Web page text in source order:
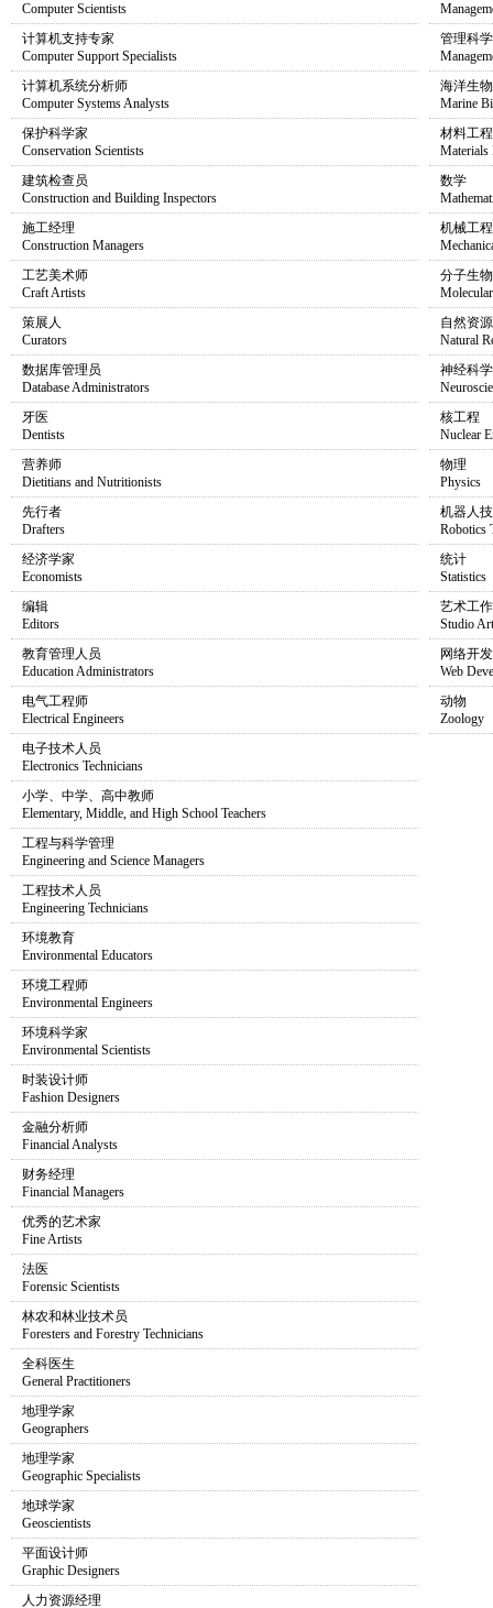
Computer Scientists
计算机支持专家
Computer Support Specialists
计算机系统分析师
Computer Systems Analysts
保护科学家
Conservation Scientists
建筑检查员
Construction and Building Inspectors
施工经理
Construction Managers
工艺美术师
Craft Artists
策展人
Curators
数据库管理员
Database Administrators
牙医
Dentists
营养师
Dietitians and Nutritionists
先行者
Drafters
经济学家
Economists
编辑
Editors
教育管理人员
Education Administrators
电气工程师
Electrical Engineers
电子技术人员
Electronics Technicians
小学、中学、高中教师
Elementary, Middle, and High School Teachers
工程与科学管理
Engineering and Science Managers
工程技术人员
Engineering Technicians
环境教育
Environmental Educators
环境工程师
Environmental Engineers
环境科学家
Environmental Scientists
时装设计师
Fashion Designers
金融分析师
Financial Analysts
财务经理
Financial Managers
优秀的艺术家
Fine Artists
法医
Forensic Scientists
林农和林业技术员
Foresters and Forestry Technicians
全科医生
General Practitioners
地理学家
Geographers
地理学家
Geographic Specialists
地球学家
Geoscientists
平面设计师
Graphic Designers
人力资源经理
管理科学
海洋生
Marine
材料工程
Materials
数学
机械工程
分子生
自然资
Natural
神经科学
核工程
Nuclear
物理
Physics
机器人
Robotics
统计
Statistics
艺术工
Studio
网络开发
Web
动物
Zoology